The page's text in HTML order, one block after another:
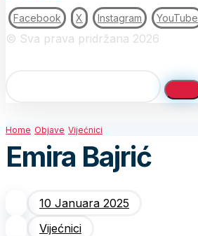
Facebook X Instagram YouTube
© Sva prava pridržana 2026
Home Objave Vijećnici
Emira Bajrić
10 Januara 2025
Vijećnici